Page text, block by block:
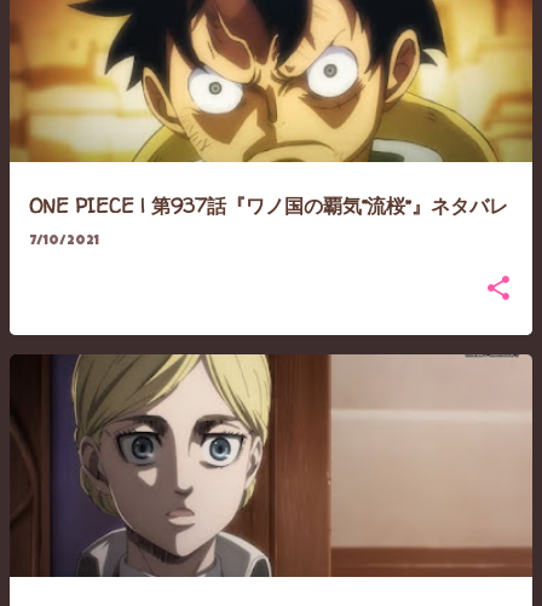
ONE PIECE | 第937話『ワノ国の覇気“流桜”』ネタバレ
7/10/2021